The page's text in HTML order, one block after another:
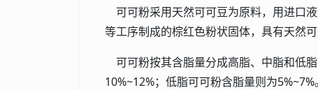
可可粉采用天然可可豆为原料，用进口
等工序制成的棕红色粉状固体，具有天然可
可可粉按其含脂量分成高脂、中脂和低
10%~12%；低脂可可粉含脂量则为